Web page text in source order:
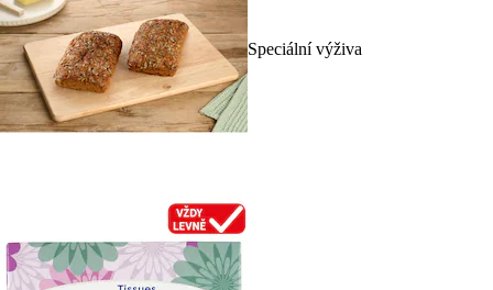
Speciální výživa